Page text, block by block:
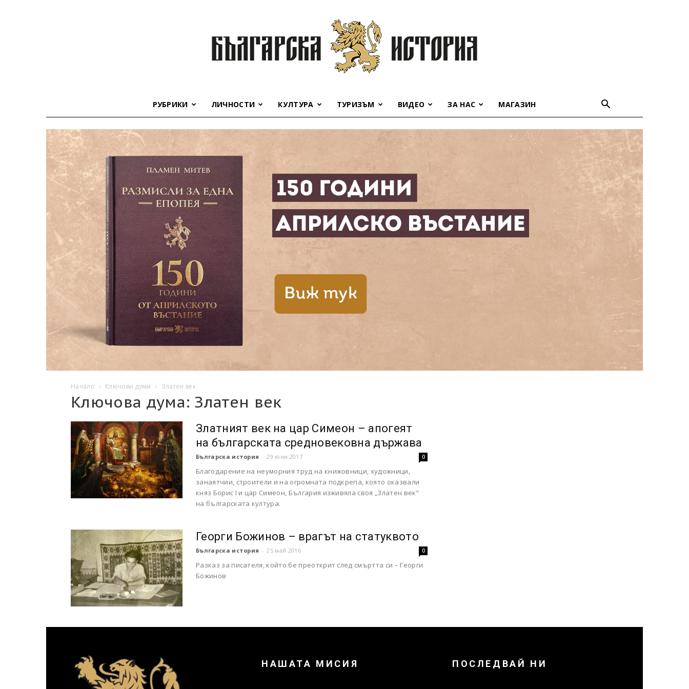
история
РУБРИКИ ЛИЧНОСТИ КУЛТУРА ТУРИЗЪМ ВИДЕО ЗА НАС МАГАЗИН
Начало Ключови думи Златен век
Ключова дума: Златен век
Златният век на цар Симеон – апогеят
на българската средновековна държава
Българска история - 29 юни 2017 0
Благодарение на неуморния труд на книжовници, художници,
занаятчии, строители и на огромната подкрепа, която оказвали
княз Борис I и цар Симеон, България изживяла своя „Златен век“
на българската култура.
Георги Божинов – врагът на статуквото
Българска история - 25 май 2016 0
Разказ за писателя, който бе преоткрит след смъртта си – Георги
Божинов
НАШАТА МИСИЯ ПОСЛЕДВАЙ НИ